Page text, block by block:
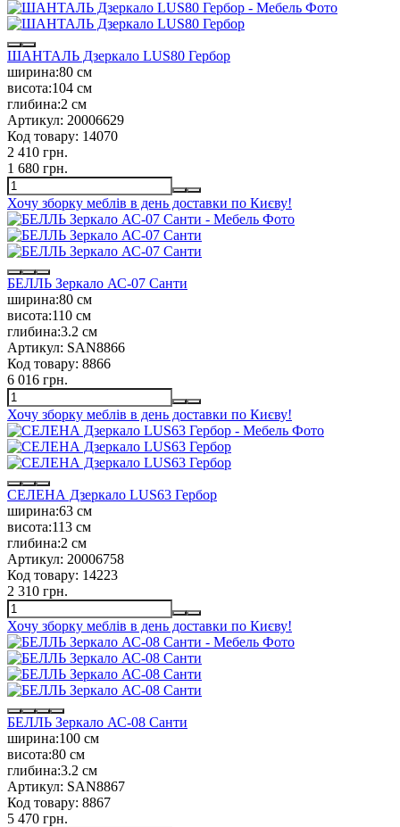
ШАНТАЛЬ Дзеркало LUS80 Гербор
ширина:80 см
висота:104 см
глибина:2 см
Артикул: 20006629
Код товару: 14070
2 410 грн.
1 680 грн.
Хочу зборку меблів в день доставки по Києву!
БЕЛЛЬ Зеркало АС-07 Санти
ширина:80 см
висота:110 см
глибина:3.2 см
Артикул: SAN8866
Код товару: 8866
6 016 грн.
Хочу зборку меблів в день доставки по Києву!
СЕЛЕНА Дзеркало LUS63 Гербор
ширина:63 см
висота:113 см
глибина:2 см
Артикул: 20006758
Код товару: 14223
2 310 грн.
Хочу зборку меблів в день доставки по Києву!
БЕЛЛЬ Зеркало АС-08 Санти
ширина:100 см
висота:80 см
глибина:3.2 см
Артикул: SAN8867
Код товару: 8867
5 470 грн.